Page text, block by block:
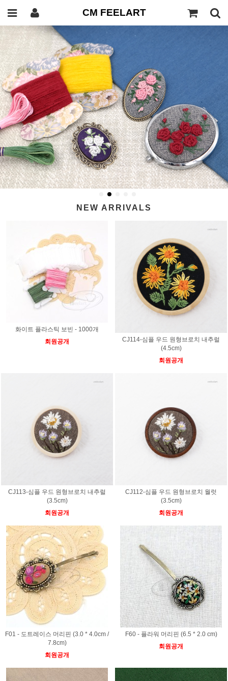
CM FEELART
NEW ARRIVALS
화이트 플라스틱 보빈 - 1000개
회원공개
CJ114-심플 우드 원형브로치 내추럴
(4.5cm)
회원공개
CJ113-심플 우드 원형브로치 내추럴
(3.5cm)
회원공개
CJ112-심플 우드 원형브로치 월럿
(3.5cm)
회원공개
F01 - 도트레이스 머리핀 (3.0 * 4.0cm /
7.8cm)
회원공개
F60 - 플라워 머리핀 (6.5 * 2.0 cm)
회원공개